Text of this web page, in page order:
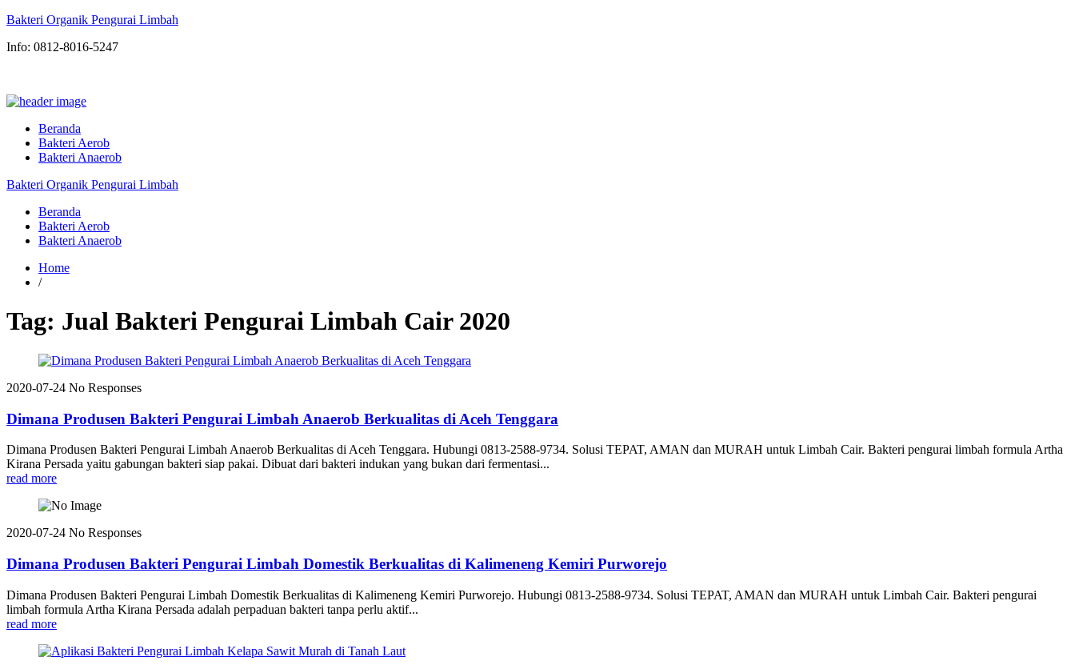
Bakteri Organik Pengurai Limbah
Info: 0812-8016-5247
Beranda
Bakteri Aerob
Bakteri Anaerob
Bakteri Organik Pengurai Limbah
Beranda
Bakteri Aerob
Bakteri Anaerob
Home
/
Tag: Jual Bakteri Pengurai Limbah Cair 2020
2020-07-24 No Responses
Dimana Produsen Bakteri Pengurai Limbah Anaerob Berkualitas di Aceh Tenggara
Dimana Produsen Bakteri Pengurai Limbah Anaerob Berkualitas di Aceh Tenggara. Hubungi 0813-2588-9734. Solusi TEPAT, AMAN dan MURAH untuk Limbah Cair. Bakteri pengurai limbah formula Artha
Kirana Persada yaitu gabungan bakteri siap pakai. Dibuat dari bakteri indukan yang bukan dari fermentasi...
read more
2020-07-24 No Responses
Dimana Produsen Bakteri Pengurai Limbah Domestik Berkualitas di Kalimeneng Kemiri Purworejo
Dimana Produsen Bakteri Pengurai Limbah Domestik Berkualitas di Kalimeneng Kemiri Purworejo. Hubungi 0813-2588-9734. Solusi TEPAT, AMAN dan MURAH untuk Limbah Cair. Bakteri pengurai
limbah formula Artha Kirana Persada adalah perpaduan bakteri tanpa perlu aktif...
read more